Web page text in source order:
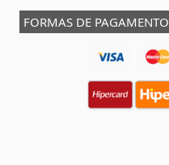
FORMAS DE PAGAMENTO